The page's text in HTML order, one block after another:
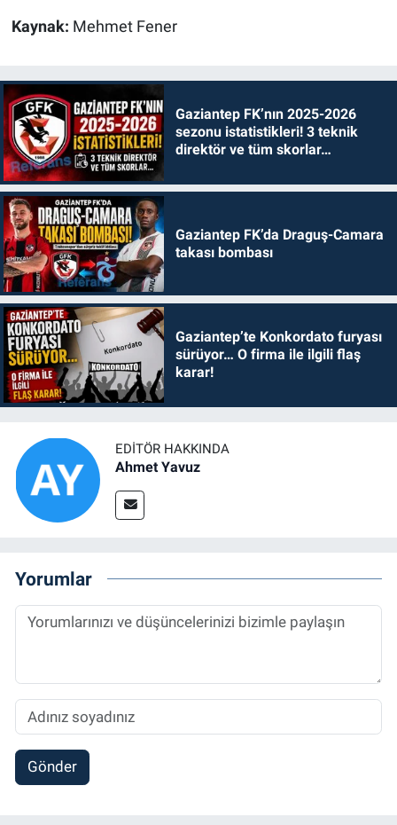
Kaynak: Mehmet Fener
Gaziantep FK’nın 2025-2026
sezonu istatistikleri! 3 teknik
direktör ve tüm skorlar…
Gaziantep FK’da Draguş-Camara
takası bombası
Gaziantep’te Konkordato furyası
sürüyor… O firma ile ilgili flaş
karar!
EDITÖR HAKKINDA
Ahmet Yavuz
Yorumlar
Gönder